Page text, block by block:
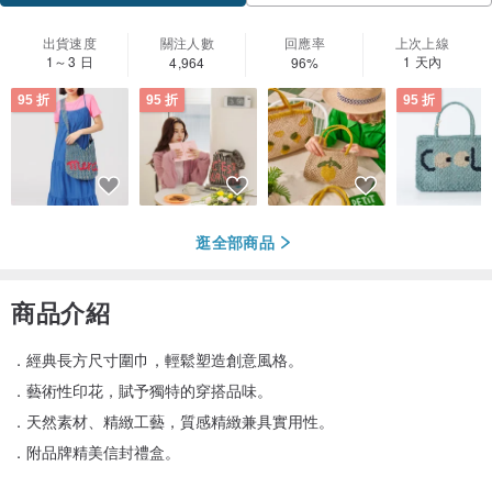
出貨速度
1～3 日
關注人數
4,964
回應率
96%
上次上線
1 天內
95 折 95 折 95 折
逛全部商品
商品介紹
．經典長方尺寸圍巾，輕鬆塑造創意風格。
．藝術性印花，賦予獨特的穿搭品味。
．天然素材、精緻工藝，質感精緻兼具實用性。
．附品牌精美信封禮盒。